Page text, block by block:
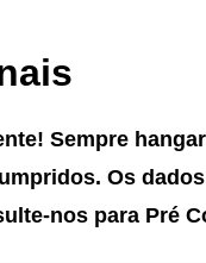
Sempre
Os
nos para Pré